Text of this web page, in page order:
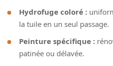
Hydrofuge coloré :
la tuile en un seul passage.
Peinture spécifique :
patinée ou délavée.